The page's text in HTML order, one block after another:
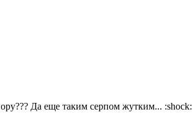
Да еще таким серпом жутким... :shock: